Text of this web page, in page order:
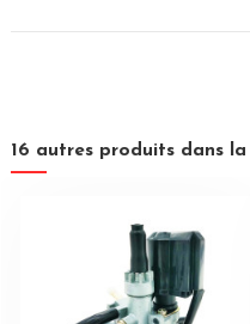
16 autres produits dans